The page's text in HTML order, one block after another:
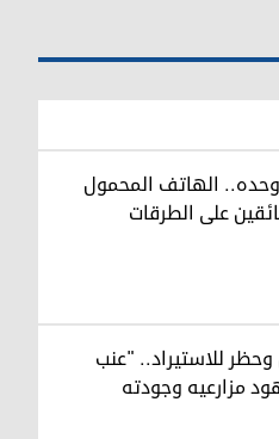
وحده.. الهاتف المحمول
على الطرقات
80 ألف طن وحظر للاستيراد.. "عنب
مزارعيه وجودته